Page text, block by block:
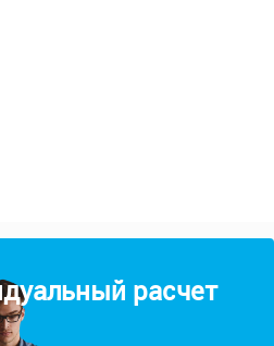
расчет